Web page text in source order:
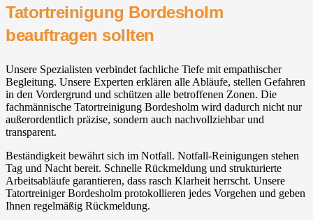
Tatortreinigung Bordesholm
beauftragen sollten
Unsere Spezialisten verbindet fachliche Tiefe mit empathischer
Begleitung. Unsere Experten erklären alle Abläufe, stellen Gefahren
in den Vordergrund und schützen alle betroffenen Zonen. Die
fachmännische Tatortreinigung Bordesholm wird dadurch nicht nur
außerordentlich präzise, sondern auch nachvollziehbar und
transparent.
Beständigkeit bewährt sich im Notfall. Notfall-Reinigungen stehen
Tag und Nacht bereit. Schnelle Rückmeldung und strukturierte
Arbeitsabläufe garantieren, dass rasch Klarheit herrscht. Unsere
Tatortreiniger Bordesholm protokollieren jedes Vorgehen und geben
Ihnen regelmäßig Rückmeldung.